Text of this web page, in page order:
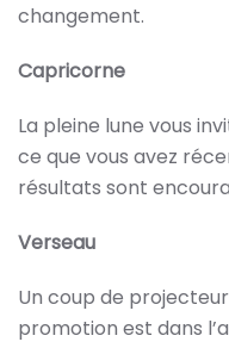
changement.
Capricorne
La pleine lune vous
ce que vous avez
résultats sont
Verseau
Un coup de
promotion est dans